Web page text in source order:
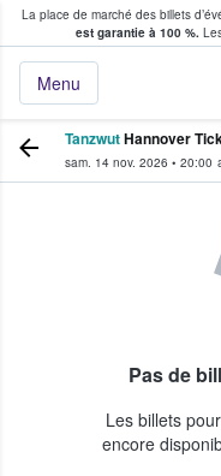
La place de marché des billets
est garantie à 100 %.
Menu
fans achètent
TanzwutHannover
sam. 14 nov. 2026 • 20:00
Pas de
Les billets
encore